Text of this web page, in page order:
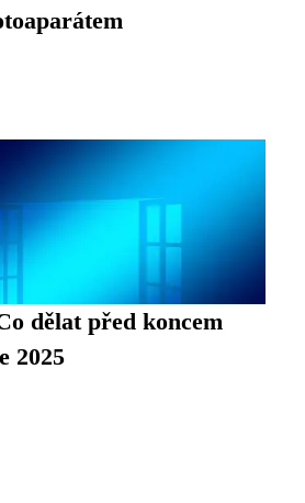
dělat před koncem
2025